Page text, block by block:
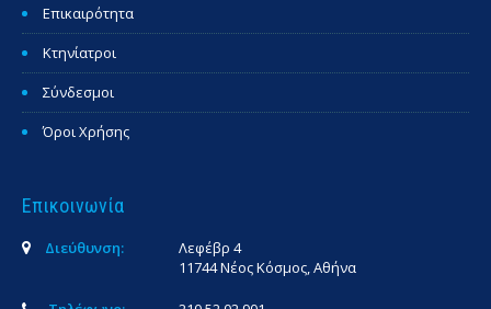
Επικαιρότητα
Κτηνίατροι
Σύνδεσμοι
Όροι Χρήσης
Επικοινωνία
Διεύθυνση:
Λεφέβρ 4
11744 Νέος Κόσμος, Αθήνα